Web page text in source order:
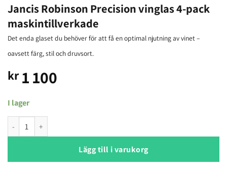
Jancis Robinson Precision vinglas 4-pack
maskintillverkade
Det enda glaset du behöver för att få en optimal njutning av vinet –
oavsett färg, stil och druvsort.
kr1 100
I lager
Jancis Robinson Precision vinglas 4-pack maskintillverkade mängd
Lägg till i varukorg